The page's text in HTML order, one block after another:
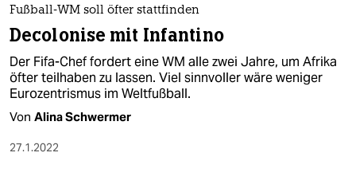
Fußball-WM soll öfter stattfinden
Decolonise mit Infantino
Der Fifa-Chef fordert eine WM alle zwei Jahre, um Afrika
öfter teilhaben zu lassen. Viel sinnvoller wäre weniger
Eurozentrismus im Weltfußball.
Von Alina Schwermer
27.1.2022